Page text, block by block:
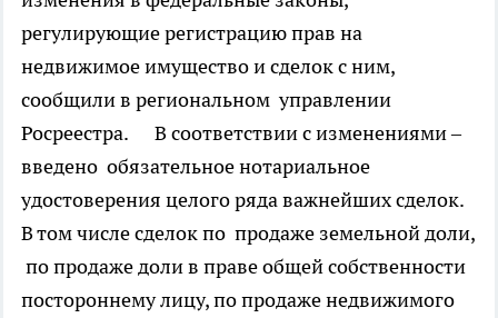
регулирующие регистрацию прав на
недвижимое имущество и сделок с ним,
сообщили в региональном управлении
Росреестра. В соответствии с изменениями –
введено обязательное нотариальное
удостоверения целого ряда важнейших сделок.
В том числе сделок по продаже земельной доли,
по продаже доли в праве общей собственности
постороннему лицу, по продаже недвижимого